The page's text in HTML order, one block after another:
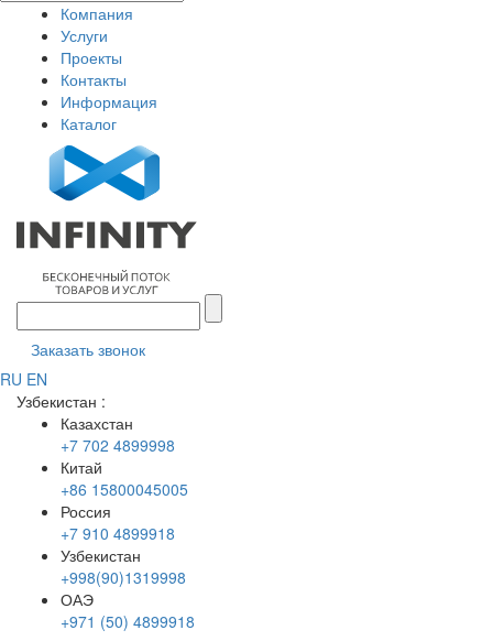
Компания
Услуги
Проекты
Контакты
Информация
Каталог
Заказать звонок
RU EN
Узбекистан :
Казахстан
+7 702 4899998
Китай
+86 15800045005
Россия
+7 910 4899918
Узбекистан
+998(90)1319998
ОАЭ
+971 (50) 4899918